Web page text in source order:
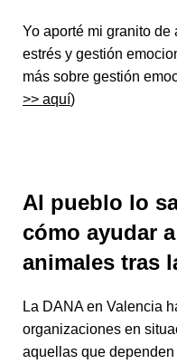
Yo aporté mi granito
estrés y gestión
más sobre gestión
>> aquí)
Al pueblo lo
cómo ayudar
animales tras
La DANA en Valencia
organizaciones en
aquellas que